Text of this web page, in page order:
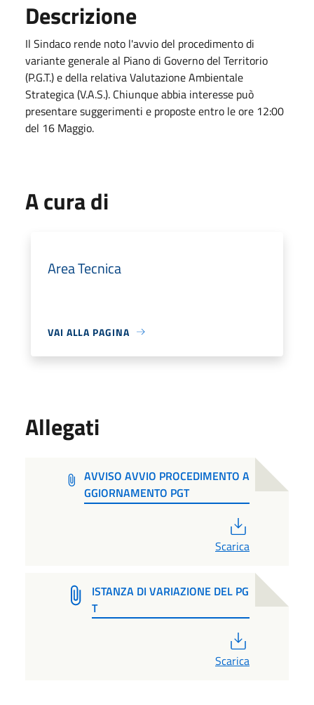
Descrizione
Il Sindaco rende noto l'avvio del procedimento di
variante generale al Piano di Governo del Territorio
(P.G.T.) e della relativa Valutazione Ambientale
Strategica (V.A.S.). Chiunque abbia interesse può
presentare suggerimenti e proposte entro le ore 12:00
del 16 Maggio.
A cura di
Area Tecnica
VAI ALLA PAGINA
Allegati
AVVISO AVVIO PROCEDIMENTO A
GGIORNAMENTO PGT
Scarica
ISTANZA DI VARIAZIONE DEL PG
T
Scarica